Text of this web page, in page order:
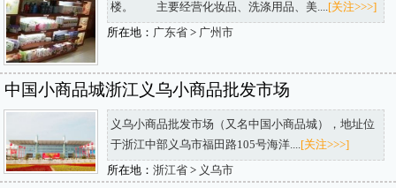
楼。 主要经营化妆品、洗涤用品、美....[关注>>>]
所在地： 广东省> 广州市
中国小商品城浙江义乌小商品批发市场
义乌小商品批发市场（又名中国小商品城），地址位
于浙江中部义乌市福田路105号海洋....[关注>>>]
所在地： 浙江省> 义乌市